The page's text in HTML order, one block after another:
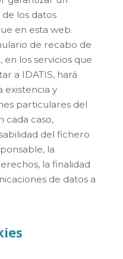
los datos
en esta web.
de recabo de
los servicios que
a IDATIS, hará
existencia y
particulares del
cada caso,
del fichero
la
la finalidad
de datos a